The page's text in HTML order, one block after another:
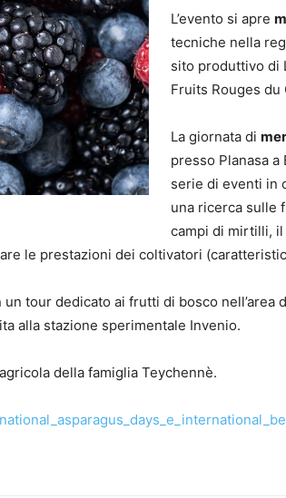
L’evento si apre
tecniche nella
sito produttivo di
Fruits Rouges
La giornata di
presso Planasa
serie di eventi in
una ricerca sulle
campi di mirtilli, il
le prestazioni dei coltivatori
un tour dedicato ai frutti di bosco
alla stazione sperimentale Invenio.
della famiglia Teychennè.